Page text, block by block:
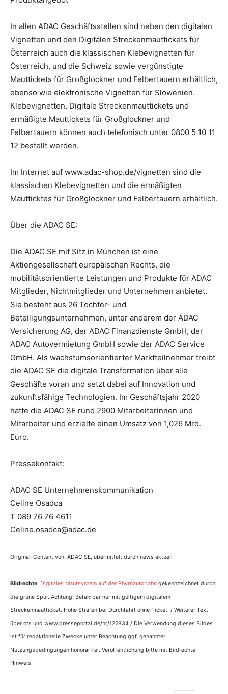
In allen ADAC Geschäftsstellen sind neben den digitalen
Vignetten und den Digitalen Streckenmauttickets für
Österreich auch die klassischen Klebevignetten für
Österreich, und die Schweiz sowie vergünstigte
Mauttickets für Großglockner und Felbertauern erhältlich,
ebenso wie elektronische Vignetten für Slowenien.
Klebevignetten, Digitale Streckenmauttickets und
ermäßigte Mauttickets für Großglockner und
Felbertauern können auch telefonisch unter 0800 5 10 11
12 bestellt werden.
Im Internet auf www.adac-shop.de/vignetten sind die
klassischen Klebevignetten und die ermäßigten
Mautticktes für Großglockner und Felbertauern erhältlich.
Über die ADAC SE:
Die ADAC SE mit Sitz in München ist eine
Aktiengesellschaft europäischen Rechts, die
mobilitätsorientierte Leistungen und Produkte für ADAC
Mitglieder, Nichtmitglieder und Unternehmen anbietet.
Sie besteht aus 26 Tochter- und
Beteiligungsunternehmen, unter anderem der ADAC
Versicherung AG, der ADAC Finanzdienste GmbH, der
ADAC Autovermietung GmbH sowie der ADAC Service
GmbH. Als wachstumsorientierter Marktteilnehmer treibt
die ADAC SE die digitale Transformation über alle
Geschäfte voran und setzt dabei auf Innovation und
zukunftsfähige Technologien. Im Geschäftsjahr 2020
hatte die ADAC SE rund 2900 Mitarbeiterinnen und
Mitarbeiter und erzielte einen Umsatz von 1,026 Mrd.
Euro.
Pressekontakt:
ADAC SE Unternehmenskommunikation
Celine Osadca
T 089 76 76 4611
Celine.osadca@adac.de
Original-Content von: ADAC SE, übermittelt durch news aktuell
Bildrechte: Digitales Mautsystem auf der Phyrnautobahn gekennzeichnet durch
die grüne Spur. Achtung: Befahrbar nur mit gültigem digitalem
Streckenmautticket. Hohe Strafen bei Durchfahrt ohne Ticket. / Weiterer Text
über ots und www.presseportal.de/nr/122834 / Die Verwendung dieses Bildes
ist für redaktionelle Zwecke unter Beachtung ggf. genannter
Nutzungsbedingungen honorarfrei. Veröffentlichung bitte mit Bildrechte-
Hinweis.